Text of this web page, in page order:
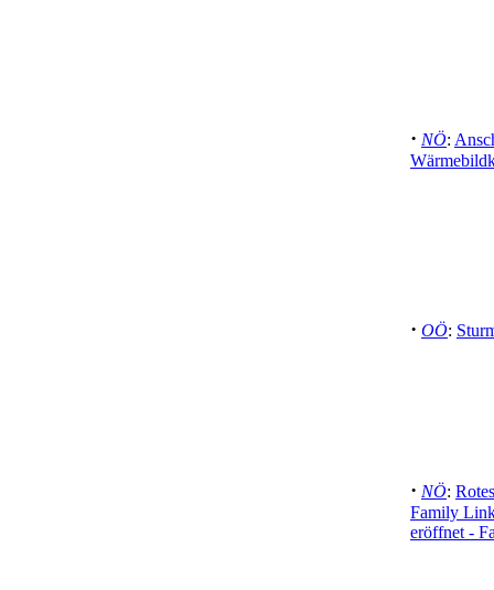
· NÖ:
· OÖ:
· NÖ:
Family
eröffnet -